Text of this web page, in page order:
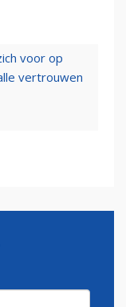
voor op
vertrouwen